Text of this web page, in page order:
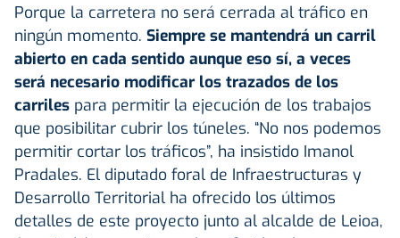
Porque la carretera no será cerrada al tráfico en
ningún momento. Siempre se mantendrá un carril
abierto en cada sentido aunque eso sí, a veces
será necesario modificar los trazados de los
carriles para permitir la ejecución de los trabajos
que posibilitar cubrir los túneles. “No nos podemos
permitir cortar los tráficos”, ha insistido Imanol
Pradales. El diputado foral de Infraestructuras y
Desarrollo Territorial ha ofrecido los últimos
detalles de este proyecto junto al alcalde de Leioa,